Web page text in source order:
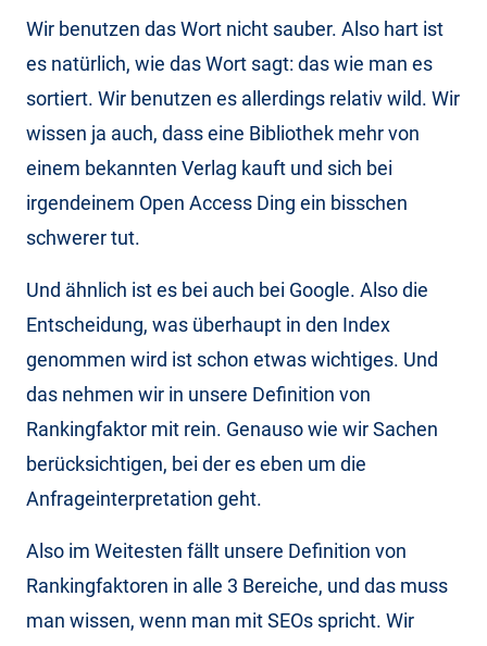
Wir benutzen das Wort nicht sauber. Also hart ist
es natürlich, wie das Wort sagt: das wie man es
sortiert. Wir benutzen es allerdings relativ wild. Wir
wissen ja auch, dass eine Bibliothek mehr von
einem bekannten Verlag kauft und sich bei
irgendeinem Open Access Ding ein bisschen
schwerer tut.
Und ähnlich ist es bei auch bei Google. Also die
Entscheidung, was überhaupt in den Index
genommen wird ist schon etwas wichtiges. Und
das nehmen wir in unsere Definition von
Rankingfaktor mit rein. Genauso wie wir Sachen
berücksichtigen, bei der es eben um die
Anfrageinterpretation geht.
Also im Weitesten fällt unsere Definition von
Rankingfaktoren in alle 3 Bereiche, und das muss
man wissen, wenn man mit SEOs spricht. Wir